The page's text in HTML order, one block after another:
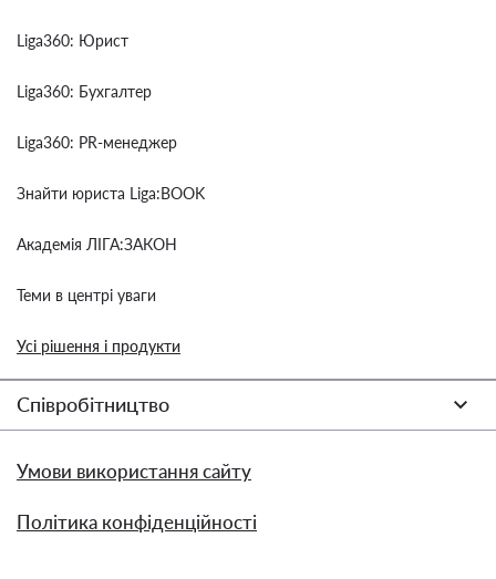
Liga360: Юрист
Liga360: Бухгалтер
Liga360: PR-менеджер
Знайти юриста Liga:BOOK
Академія ЛІГА:ЗАКОН
Теми в центрі уваги
Усі рішення і продукти
Співробітництво
Умови використання сайту
Політика конфіденційності